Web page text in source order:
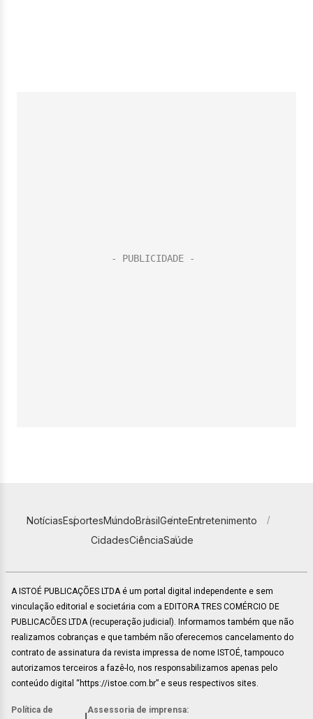
NotíciasEsportesMundoBrasilGenteEntretenimento
CidadesCiênciaSaúde
A ISTOÉ PUBLICAÇÕES LTDA é um portal digital independente e sem
vinculação editorial e societária com a EDITORA TRES COMÉRCIO DE
PUBLICACÕES LTDA (recuperação judicial). Informamos também que não
realizamos cobranças e que também não oferecemos cancelamento do
contrato de assinatura da revista impressa de nome ISTOÉ, tampouco
autorizamos terceiros a fazê-lo, nos responsabilizamos apenas pelo
conteúdo digital “https://istoe.com.br” e seus respectivos sites.
Política de Assessoria de imprensa: